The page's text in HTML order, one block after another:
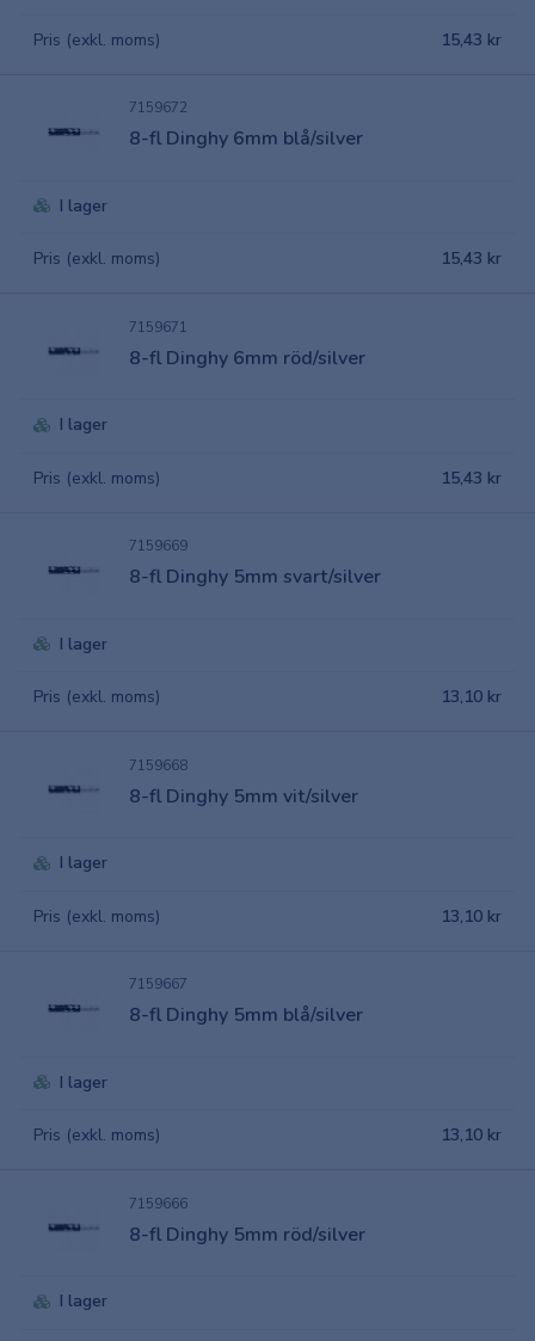
Pris (exkl. moms) 15,43 kr
7159672
8-fl Dinghy 6mm blå/silver
I lager
Pris (exkl. moms) 15,43 kr
7159671
8-fl Dinghy 6mm röd/silver
I lager
Pris (exkl. moms) 15,43 kr
7159669
8-fl Dinghy 5mm svart/silver
I lager
Pris (exkl. moms) 13,10 kr
7159668
8-fl Dinghy 5mm vit/silver
I lager
Pris (exkl. moms) 13,10 kr
7159667
8-fl Dinghy 5mm blå/silver
I lager
Pris (exkl. moms) 13,10 kr
7159666
8-fl Dinghy 5mm röd/silver
I lager